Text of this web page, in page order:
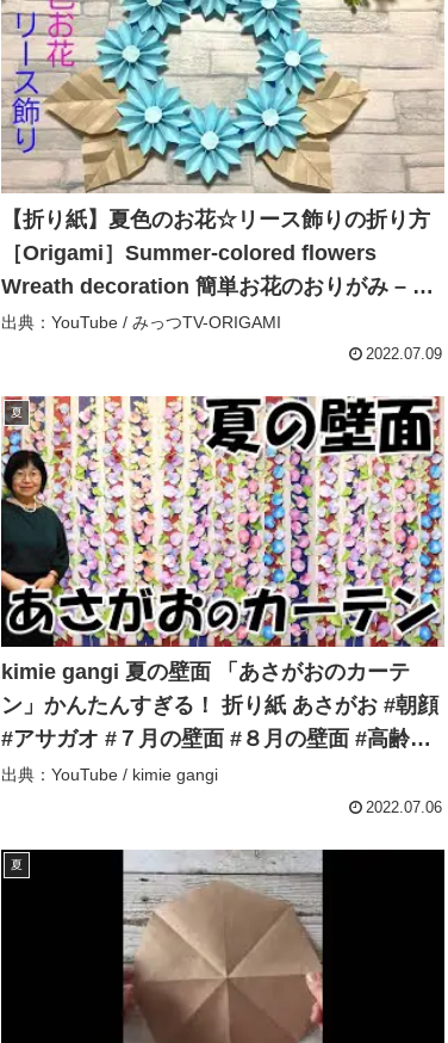
【折り紙】夏色のお花☆リース飾りの折り方
［Origami］Summer-colored flowers
Wreath decoration 簡単お花のおりがみ – み
っつTV-ORIGAMI
出典：YouTube / みっつTV-ORIGAMI
2022.07.09
夏
kimie gangi 夏の壁面 「あさがおのカーテ
ン」かんたんすぎる！ 折り紙 あさがお #朝顔
#アサガオ #７月の壁面 #８月の壁面 #高齢者
レク #ORIGAMMI – kimie gangi
出典：YouTube / kimie gangi
2022.07.06
夏